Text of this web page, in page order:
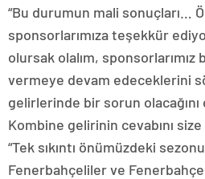
“Bu durumun mali sonuçları…
sponsorlarımıza teşekkür
olursak olalım,
vermeye devam edeceklerini
gelirlerinde bir sorun
Kombine gelirinin cevabını size
“Tek sıkıntı önümüzdeki
Fenerbahçeliler ve